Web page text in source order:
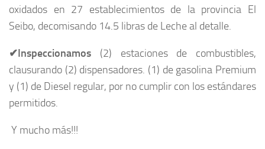
oxidados en 27 establecimientos de la provincia El
Seibo, decomisando 14.5 libras de Leche al detalle.
✔Inspeccionamos
(2) estaciones de combustibles,
clausurando (2) dispensadores. (1) de gasolina Premium
y (1) de Diesel regular, por no cumplir con los estándares
permitidos.
Y mucho más!!!